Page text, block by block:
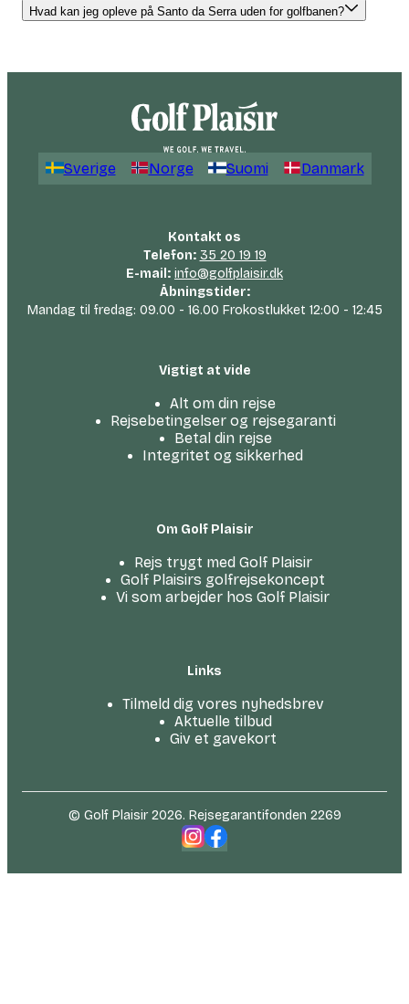
Hvad kan jeg opleve på Santo da Serra uden for golfbanen?
Sverige Norge Suomi Danmark
Kontakt os
Telefon: 35 20 19 19
E-mail: info@golfplaisir.dk
Åbningstider:
Mandag til fredag: 09.00 - 16.00 Frokostlukket 12:00 - 12:45
Vigtigt at vide
Alt om din rejse
Rejsebetingelser og rejsegaranti
Betal din rejse
Integritet og sikkerhed
Om Golf Plaisir
Rejs trygt med Golf Plaisir
Golf Plaisirs golfrejsekoncept
Vi som arbejder hos Golf Plaisir
Links
Tilmeld dig vores nyhedsbrev
Aktuelle tilbud
Giv et gavekort
© Golf Plaisir 2026. Rejsegarantifonden 2269